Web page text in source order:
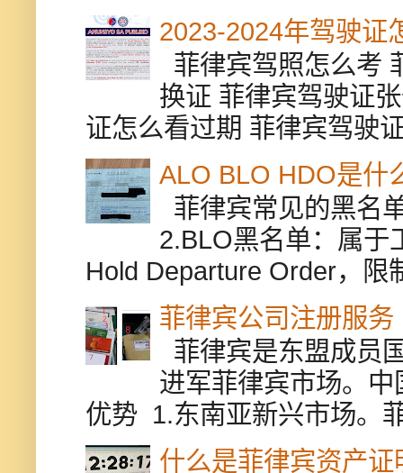
2023-2024年驾驶证
菲律宾驾照怎么考
换证 菲律宾驾驶证
证怎么看过期 菲律宾驾驶
ALO BLO HDO是什
菲律宾常见的黑名
2.BLO黑名单：属于
Hold Departure Order，限
菲律宾公司注册服务
菲律宾是东盟成员
进军菲律宾市场。
优势 1.东南亚新兴市场。
什么是菲律宾资产证